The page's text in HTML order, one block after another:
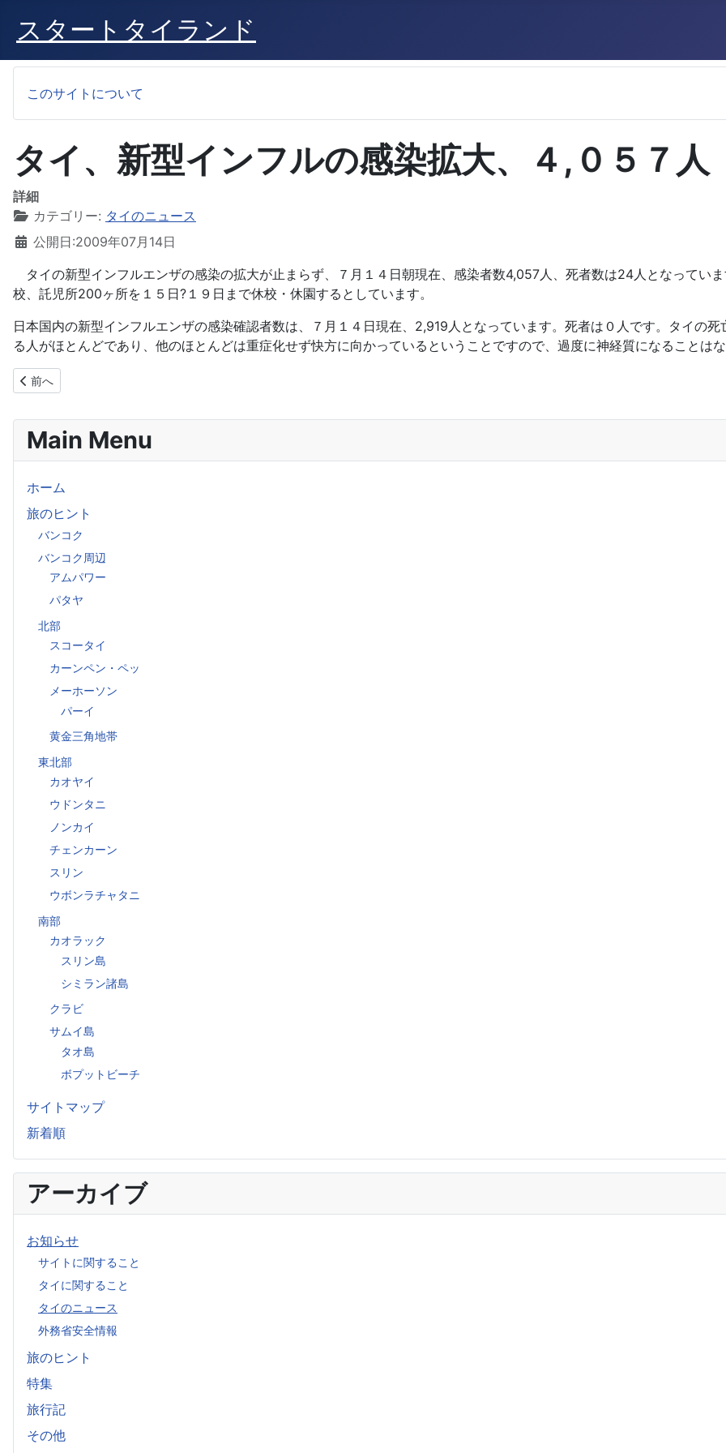
スタートタイランド
このサイトについて
Main Menu
ホーム
旅のヒント
バンコク
バンコク周辺
アムパワー
パタヤ
北部
スコータイ
カーンペン・ペッ
メーホーソン
パーイ
黄金三角地帯
東北部
カオヤイ
ウドンタニ
ノンカイ
チェンカーン
スリン
ウボンラチャタニ
南部
カオラック
スリン島
シミラン諸島
クラビ
サムイ島
タオ島
ボプットビーチ
サイトマップ
新着順
アーカイブ
お知らせ
サイトに関すること
タイに関すること
タイのニュース
外務省安全情報
旅のヒント
特集
旅行記
その他
タイ、新型インフルの感染拡大、４,０５７人
詳細
カテゴリー: タイのニュース
公開日:2009年07月14日
タイの新型インフルエンザの感染の拡大が止まらず、７月１４日朝現在、感染者数4,057人、死者数は24人となってい
校、託児所200ヶ所を１５日?１９日まで休校・休園するとしています。
日本国内の新型インフルエンザの感染確認者数は、７月１４日現在、2,919人となっています。死者は０人です。タイの
る人がほとんどであり、他のほとんどは重症化せず快方に向かっているということですので、過度に神経質になることはな
前の記事へ: タイ、新型インフルの死者４４人に
前へ